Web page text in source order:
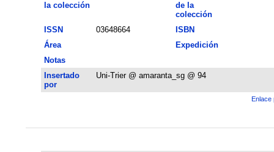
la colección
de la
colección
ISSN
03648664
ISBN
Área
Expedición
Notas
Insertado
por
Uni-Trier @ amaranta_sg @ 94
Enlace